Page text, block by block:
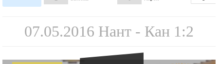
07.05.2016 Нант - Кан 1:2